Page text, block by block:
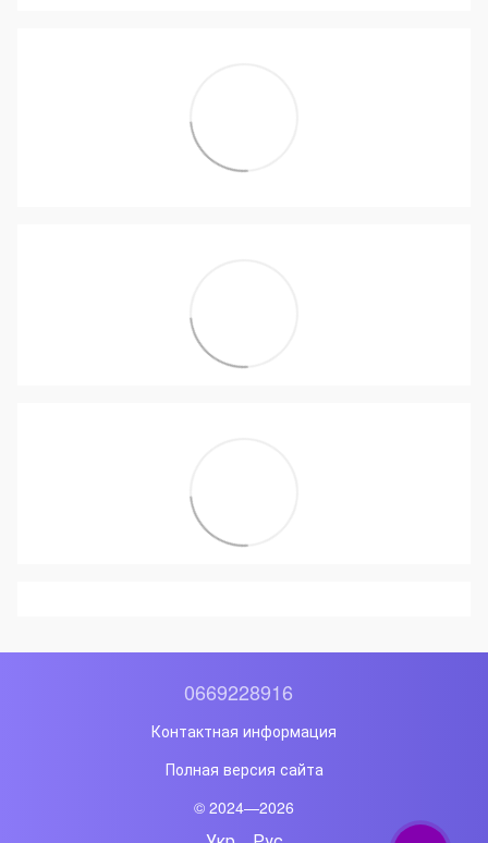
0669228916
Контактная информация
Полная версия сайта
© 2024—2026